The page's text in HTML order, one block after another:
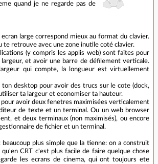
quand je ne regarde pas de
large correspond mieux au format du clavier.
te retrouve avec une zone inutile coté clavier.
(y compris les applis web) sont faites pour
et avoir une barre de défilement verticale.
qui compte, la longueur est virtuellement
ton desktop pour avoir des trucs sur le cote (dock,
ta largeur et economiser ta hauteur.
avoir deux fenetres maximisées verticalement
de texte et un terminal. Ou un web browser
et deux terminaux (non maximisés), ou encore
de fichier et un terminal.
plus simple que la tienne: on a construit
qu'en CRT c'est plus facile de faire quelque chose
les ecrans de cinema, qui ont toujours ete